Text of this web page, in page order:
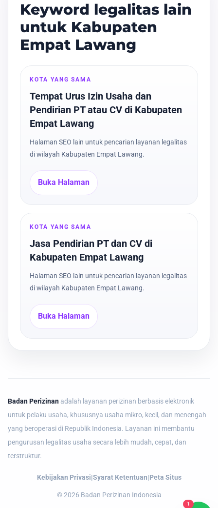
Keyword legalitas lain
untuk Kabupaten
Empat Lawang
KOTA YANG SAMA
Tempat Urus Izin Usaha dan
Pendirian PT atau CV di Kabupaten
Empat Lawang
Halaman SEO lain untuk pencarian layanan legalitas
di wilayah Kabupaten Empat Lawang.
Buka Halaman
KOTA YANG SAMA
Jasa Pendirian PT dan CV di
Kabupaten Empat Lawang
Halaman SEO lain untuk pencarian layanan legalitas
di wilayah Kabupaten Empat Lawang.
Buka Halaman
Badan Perizinan adalah layanan perizinan berbasis elektronik
untuk pelaku usaha, khususnya usaha mikro, kecil, dan menengah
yang beroperasi di Republik Indonesia. Layanan ini membantu
pengurusan legalitas usaha secara lebih mudah, cepat, dan
terstruktur.
Kebijakan Privasi|Syarat Ketentuan|Peta Situs
©2026 Badan Perizinan Indonesia
1